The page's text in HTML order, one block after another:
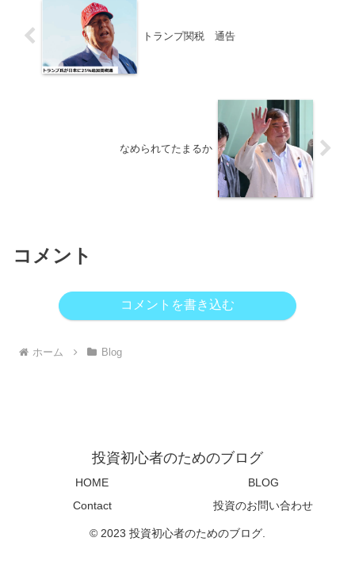
トランプ関税 通告
なめられてたまるか
コメント
コメントを書き込む
ホーム Blog
投資初心者のためのブログ
HOME
BLOG
Contact
投資のお問い合わせ
© 2023 投資初心者のためのブログ.